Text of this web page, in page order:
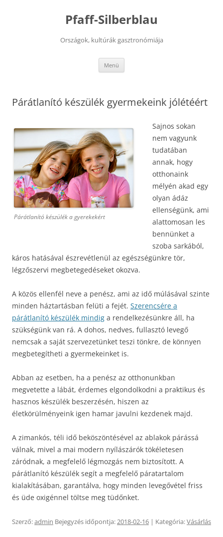
Pfaff-Silberblau
Országok, kultúrák gasztronómiája
Menü
Párátlanító készülék gyermekeink jólétéért
Párátlanító készülék a gyerekekért
Sajnos sokan
nem vagyunk
tudatában
annak, hogy
otthonaink
mélyén akad egy
olyan ádáz
ellenségünk, ami
alattomosan les
bennünket a
szoba sarkából,
káros hatásával észrevétlenül az egészségünkre tör,
légzőszervi megbetegedéseket okozva.
A közös ellenfél neve a penész, ami az idő múlásával szinte
minden háztartásban felüti a fejét. Szerencsére a
párátlanító készülék mindig a rendelkezésünkre áll, ha
szükségünk van rá. A dohos, nedves, fullasztó levegő
nemcsak a saját szervezetünket teszi tönkre, de könnyen
megbetegítheti a gyermekeinket is.
Abban az esetben, ha a penész az otthonunkban
megvetette a lábát, érdemes elgondolkodni a praktikus és
hasznos készülék beszerzésén, hiszen az
életkörülményeink igen hamar javulni kezdenek majd.
A zimankós, téli idő beköszöntésével az ablakok párássá
válnak, mivel a mai modern nyílászárók tökéletesen
záródnak, a megfelelő légmozgás nem biztosított. A
párátlanító készülék segít a megfelelő páratartalom
kialakításában, garantálva, hogy minden levegővétel friss
és üde oxigénnel töltse meg tüdőnket.
Szerző:admin Bejegyzés időpontja:2018-02-16 | Kategória:Vásárlás